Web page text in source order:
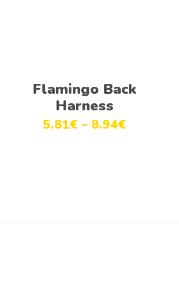
Ver opções
Flamingo Back
Harness
5.81€ – 8.94€